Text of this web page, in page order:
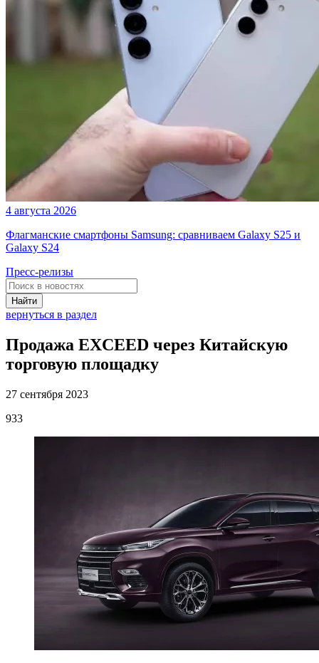
4 августа 2026
Флагманские смартфоны Samsung: сравниваем Galaxy S25 и
Galaxy S24
Пресс-релизы
Найти
вернуться в раздел
Продажа EXCEED через Китайскую
торговую площадку
27 сентября 2023
933